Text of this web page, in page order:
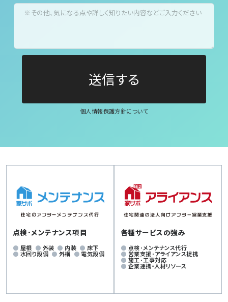
個人情報保護方針について
点検･メンテナンス項目
屋根 外装 内装 床下
水回り設備 外構 電気設備
各種サービスの強み
点検･メンテナンス代行
営業支援･アライアンス提携
施工･工事対応
企業連携・人材リソース